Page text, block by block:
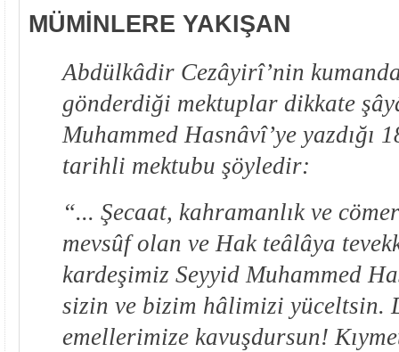
MÜMİNLERE YAKIŞAN
Abdülkâdir Cezâyirî’nin
gönderdiği mektuplar dikkate
Muhammed Hasnâvî’ye yazdığı
tarihli mektubu şöyledir:
“... Şecaat, kahramanlık ve
mevsûf olan ve Hak teâlâya
kardeşimiz Seyyid Muhammed
sizin ve bizim hâlimizi yüceltsin.
emellerimize kavuşdursun!